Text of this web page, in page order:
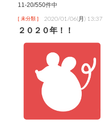
11-20/550件中
[ 未分類 ] 2020/01/06(月) 13:37
２０２０年！！